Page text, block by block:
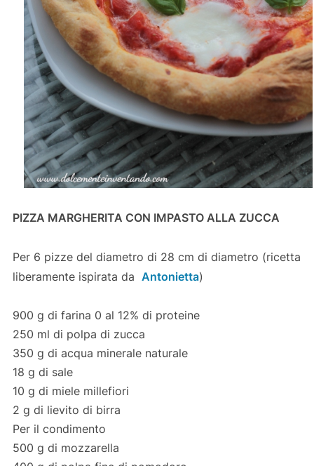
PIZZA MARGHERITA CON IMPASTO ALLA ZUCCA
Per 6 pizze del diametro di 28 cm di diametro (ricetta
liberamente ispirata da Antonietta)
900 g di farina 0 al 12% di proteine
250 ml di polpa di zucca
350 g di acqua minerale naturale
18 g di sale
10 g di miele millefiori
2 g di lievito di birra
Per il condimento
500 g di mozzarella